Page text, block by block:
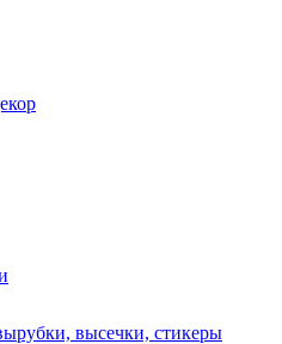
высечки, стикеры